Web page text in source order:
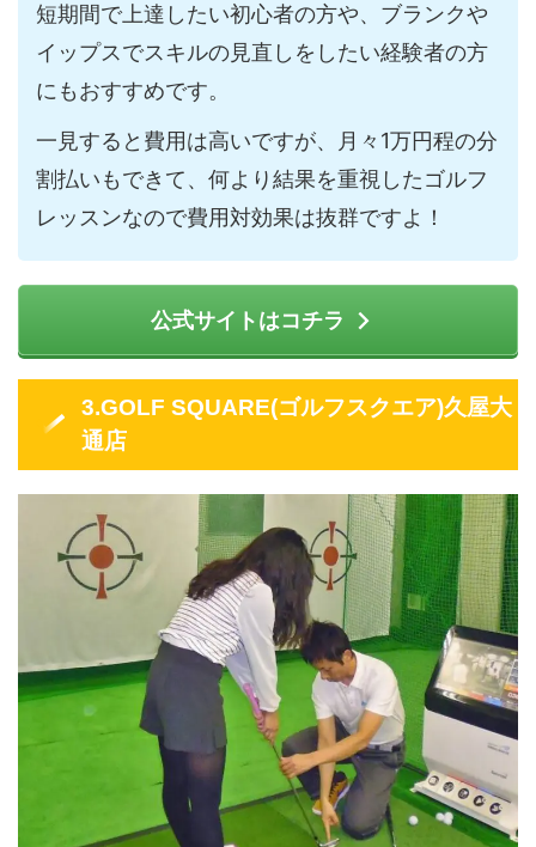
短期間で上達したい初心者の方や、ブランクや
イップスでスキルの見直しをしたい経験者の方
にもおすすめです。
一見すると費用は高いですが、月々1万円程の分
割払いもできて、何より結果を重視したゴルフ
レッスンなので費用対効果は抜群ですよ！
公式サイトはコチラ
3.GOLF SQUARE(ゴルフスクエア)久屋大
通店